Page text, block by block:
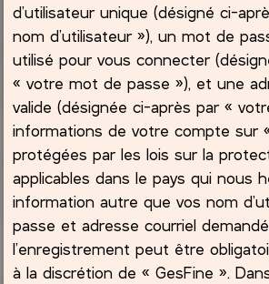
d’utilisateur unique (désigné ci-
nom d’utilisateur »), un mot de
utilisé pour vous connecter
« votre mot de passe »), et une
valide (désignée ci-après par «
informations de votre compte sur
protégées par les lois sur la
applicables dans le pays qui nous
information autre que vos nom
passe et adresse courriel
l’enregistrement peut être
à la discrétion de « GesFine ».